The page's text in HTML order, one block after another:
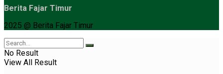
Berita Fajar Timur
2025 @ Berita Fajar Timur
No Result
View All Result